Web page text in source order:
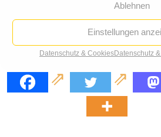
Ablehnen
Einstellungen
Datenschutz & CookiesDatenschutz
Meta